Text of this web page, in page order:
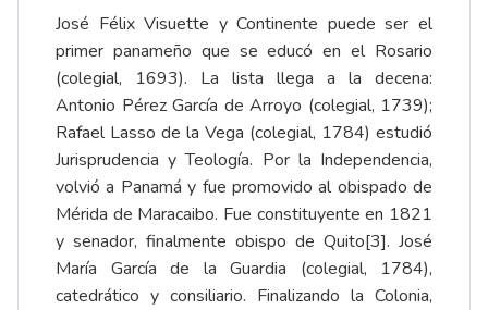
José Félix Visuette y Continente puede ser el
primer panameño que se educó en el Rosario
(colegial, 1693). La lista llega a la decena:
Antonio Pérez García de Arroyo (colegial, 1739);
Rafael Lasso de la Vega (colegial, 1784) estudió
Jurisprudencia y Teología. Por la Independencia,
volvió a Panamá y fue promovido al obispado de
Mérida de Maracaibo. Fue constituyente en 1821
y senador, finalmente obispo de Quito[3]. José
María García de la Guardia (colegial, 1784),
catedrático y consiliario. Finalizando la Colonia,